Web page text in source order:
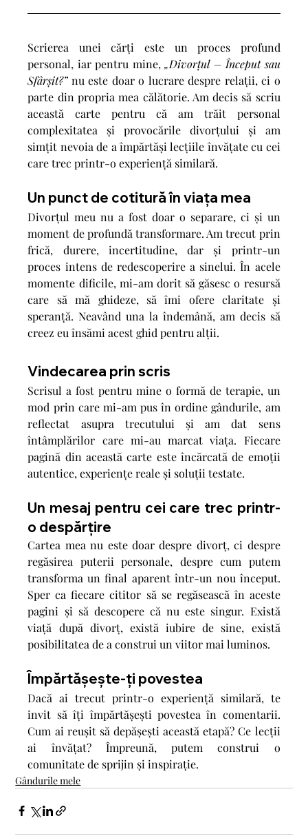
Scrierea unei cărți este un proces profund
personal, iar pentru mine, „Divorțul – Început sau
Sfârșit?” nu este doar o lucrare despre relații, ci o
parte din propria mea călătorie. Am decis să scriu
această carte pentru că am trăit personal
complexitatea și provocările divorțului și am
simțit nevoia de a împărtăși lecțiile învățate cu cei
care trec printr-o experiență similară.
Un punct de cotitură în viața mea
Divorțul meu nu a fost doar o separare, ci și un
moment de profundă transformare. Am trecut prin
frică, durere, incertitudine, dar și printr-un
proces intens de redescoperire a sinelui. În acele
momente dificile, mi-am dorit să găsesc o resursă
care să mă ghideze, să îmi ofere claritate și
speranță. Neavând una la îndemână, am decis să
creez eu însămi acest ghid pentru alții.
Vindecarea prin scris
Scrisul a fost pentru mine o formă de terapie, un
mod prin care mi-am pus în ordine gândurile, am
reflectat asupra trecutului și am dat sens
întâmplărilor care mi-au marcat viața. Fiecare
pagină din această carte este încărcată de emoții
autentice, experiențe reale și soluții testate.
Un mesaj pentru cei care trec printr-
o despărțire
Cartea mea nu este doar despre divorț, ci despre
regăsirea puterii personale, despre cum putem
transforma un final aparent într-un nou început.
Sper ca fiecare cititor să se regăsească în aceste
pagini și să descopere că nu este singur. Există
viață după divorț, există iubire de sine, există
posibilitatea de a construi un viitor mai luminos.
Împărtășește-ți povestea
Dacă ai trecut printr-o experiență similară, te
invit să îți împărtășești povestea în comentarii.
Cum ai reușit să depășești această etapă? Ce lecții
ai învățat? Împreună, putem construi o
comunitate de sprijin și inspirație.
Gândurile mele